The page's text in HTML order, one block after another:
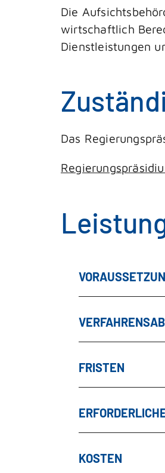
Die
wirtschaftlich
Dienstleistungen
Das
FRISTEN
KOSTEN